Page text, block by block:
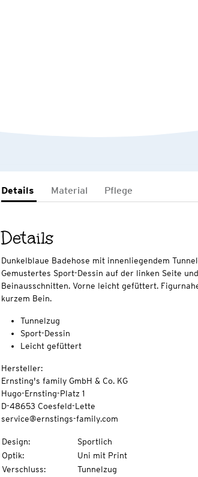
Details Material Pflege
Details
Dunkelblaue Badehose mit innenliegendem
Gemustertes Sport-Dessin auf der linken Seite
Beinausschnitten. Vorne leicht gefüttert.
kurzem Bein.
Tunnelzug
Sport-Dessin
Leicht gefüttert
Hersteller:
Ernsting's family GmbH & Co. KG
Hugo-Ernsting-Platz 1
D-48653 Coesfeld-Lette
service@ernstings-family.com
Design:
Sportlich
Optik:
Uni mit Print
Verschluss: Tunnelzug